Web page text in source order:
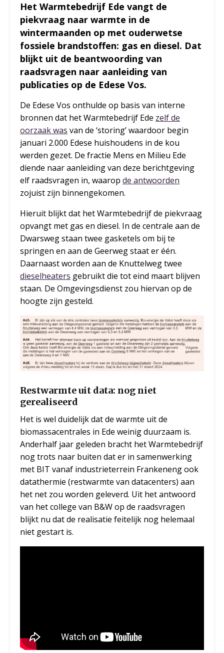
Het Warmtebedrijf Ede vangt de
piekvraag naar warmte in de
wintermaanden op met ouderwetse
fossiele brandstoffen: gas en diesel. Dat
blijkt uit de beantwoording van
raadsvragen naar aanleiding van
publicaties op de Edese Vos.
De Edese Vos onthulde op basis van interne
bronnen dat het Warmtebedrijf Ede zelf de
oorzaak was van de ‘storing’ waardoor begin
januari 2.000 Edese huishoudens in de kou
werden gezet. De fractie Mens en Milieu Ede
diende naar aanleiding van deze berichtgeving
elf raadsvragen in, waarop de antwoorden
zojuist zijn binnengekomen.
Hieruit blijkt dat het Warmtebedrijf de piekvraag
opvangt met gas en diesel. In de centrale aan de
Dwarsweg staan twee gasketels om bij te
springen en aan de Geerweg staat er één.
Daarnaast worden aan de Knuttelweg twee
dieselheaters gebruikt die tot eind maart blijven
staan. De Omgevingsdienst zou hiervan op de
hoogte zijn gesteld.
Restwarmte uit data: nog niet
gerealiseerd
Het is wel duidelijk dat de warmte uit de
biomassacentrales in Ede weinig duurzaam is.
Anderhalf jaar geleden bracht het Warmtebedrijf
nog trots naar buiten dat er in samenwerking
met BIT vanaf industrieterrein Frankeneng ook
datathermie (restwarmte van datacenters) aan
het net zou worden geleverd. Uit het antwoord
van het college van B&W op de raadsvragen
blijkt nu dat de realisatie feitelijk nog helemaal
niet gestart is.